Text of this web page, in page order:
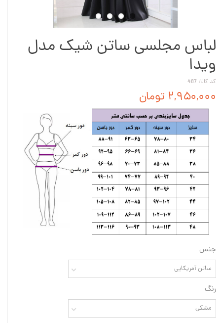
لباس مجلسی ساتن شیک مدل
ویدا
کد کالا: 487
۲,۹۵۰,۰۰۰ تومان
جنس
ساتن آمریکایی
رنگ
مشکی